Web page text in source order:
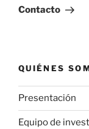
entrada
Contacto
QUIÉNES
Presentación
Equipo de